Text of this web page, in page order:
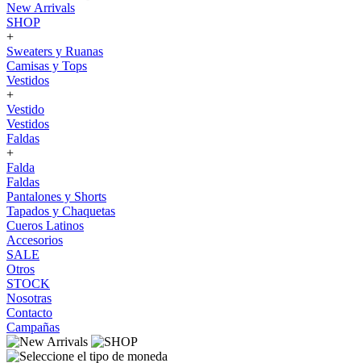
New Arrivals
SHOP
+
Sweaters y Ruanas
Camisas y Tops
Vestidos
+
Vestido
Vestidos
Faldas
+
Falda
Faldas
Pantalones y Shorts
Tapados y Chaquetas
Cueros Latinos
Accesorios
SALE
Otros
STOCK
Nosotras
Contacto
Campañas